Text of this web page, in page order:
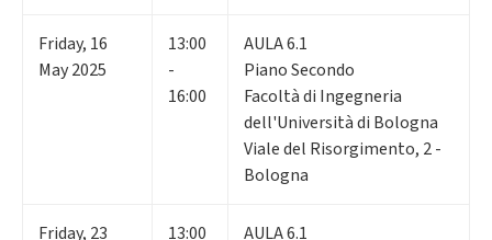
Friday, 16
May 2025
13:00
-
16:00
AULA 6.1
Piano Secondo
Facoltà di Ingegneria
dell'Università di Bologna
Viale del Risorgimento, 2 -
Bologna
Friday, 23
13:00
AULA 6.1